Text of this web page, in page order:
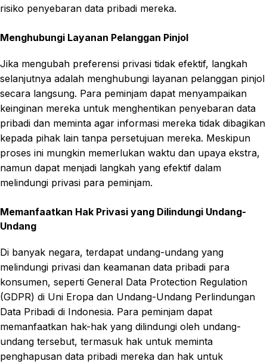
risiko penyebaran data pribadi mereka.
Menghubungi Layanan Pelanggan Pinjol
Jika mengubah preferensi privasi tidak efektif, langkah
selanjutnya adalah menghubungi layanan pelanggan pinjol
secara langsung. Para peminjam dapat menyampaikan
keinginan mereka untuk menghentikan penyebaran data
pribadi dan meminta agar informasi mereka tidak dibagikan
kepada pihak lain tanpa persetujuan mereka. Meskipun
proses ini mungkin memerlukan waktu dan upaya ekstra,
namun dapat menjadi langkah yang efektif dalam
melindungi privasi para peminjam.
Memanfaatkan Hak Privasi yang Dilindungi Undang-
Undang
Di banyak negara, terdapat undang-undang yang
melindungi privasi dan keamanan data pribadi para
konsumen, seperti General Data Protection Regulation
(GDPR) di Uni Eropa dan Undang-Undang Perlindungan
Data Pribadi di Indonesia. Para peminjam dapat
memanfaatkan hak-hak yang dilindungi oleh undang-
undang tersebut, termasuk hak untuk meminta
penghapusan data pribadi mereka dan hak untuk